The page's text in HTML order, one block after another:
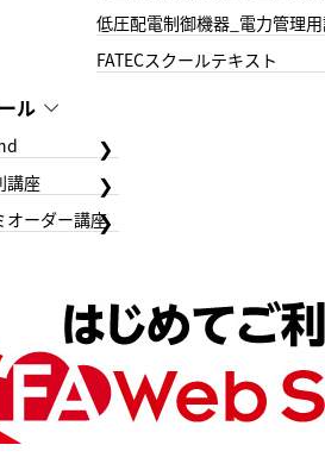
低圧配電制御機器_電力管理
FATECスクールテキスト
ル
講座
オーダー講座